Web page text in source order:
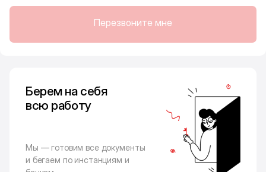
Перезвоните мне
Берем на себя
всю работу
Мы — готовим все документы
и бегаем по инстанциям и